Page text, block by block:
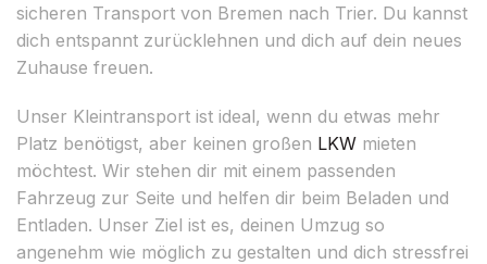
sicheren Transport von Bremen nach Trier. Du kannst
dich entspannt zurücklehnen und dich auf dein neues
Zuhause freuen.
Unser Kleintransport ist ideal, wenn du etwas mehr
Platz benötigst, aber keinen großen LKW mieten
möchtest. Wir stehen dir mit einem passenden
Fahrzeug zur Seite und helfen dir beim Beladen und
Entladen. Unser Ziel ist es, deinen Umzug so
angenehm wie möglich zu gestalten und dich stressfrei